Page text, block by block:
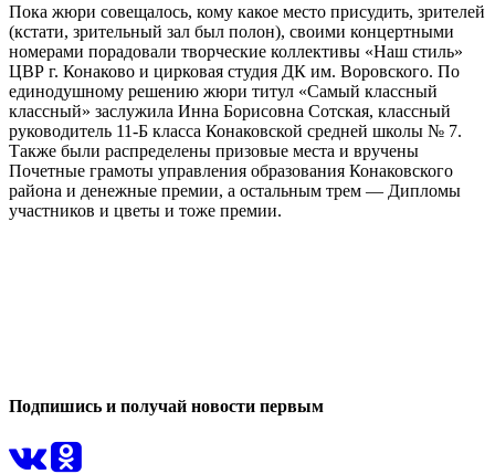
Пока жюри совещалось, кому какое место присудить, зрителей
(кстати, зрительный зал был полон), своими концертными
номерами порадовали творческие коллективы «Наш стиль»
ЦВР г. Конаково и цирковая студия ДК им. Воровского. По
единодушному решению жюри титул «Самый классный
классный» заслужила Инна Борисовна Сотская, классный
руководитель 11-Б класса Конаковской средней школы № 7.
Также были распределены призовые места и вручены
Почетные грамоты управления образования Конаковского
района и денежные премии, а остальным трем — Дипломы
участников и цветы и тоже премии.
Подпишись и получай новости первым